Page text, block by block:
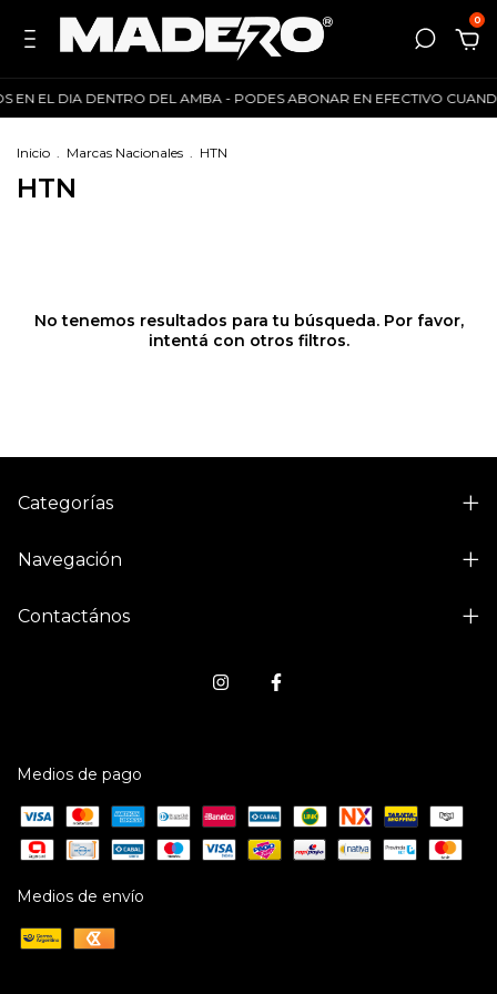
0
EN EL DIA DENTRO DEL AMBA - PODES ABONAR EN EFECTIVO
Inicio . Marcas Nacionales . HTN
HTN
No tenemos resultados para tu búsqueda. Por favor,
intentá con otros filtros.
Categorías
Navegación
Contactános
Medios de pago
Medios de envío